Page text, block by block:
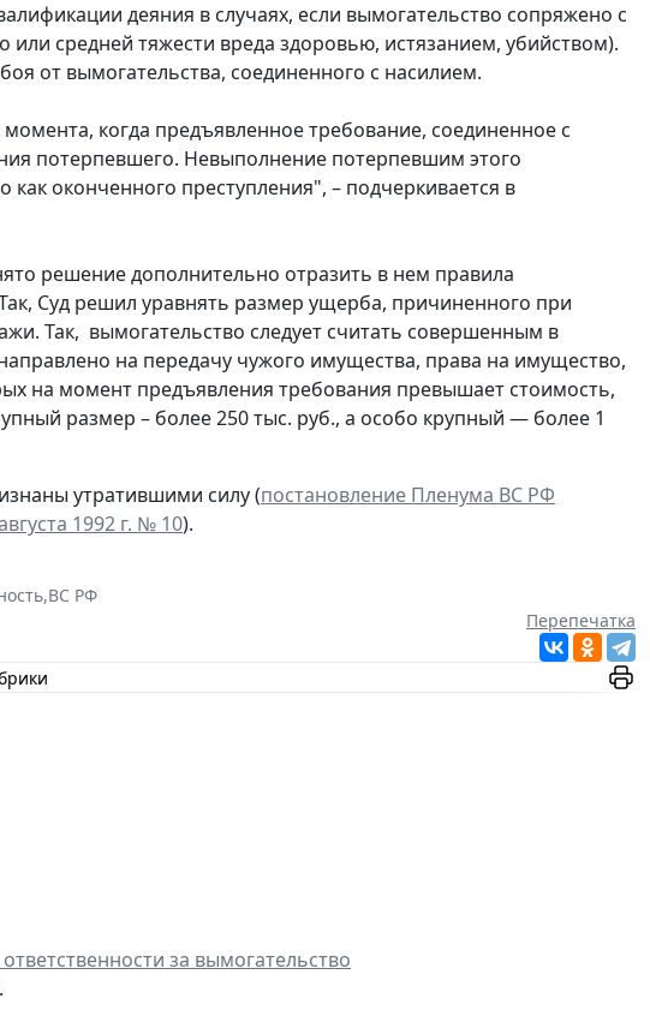
деяния в случаях, если вымогательство сопряжено с
средней тяжести вреда здоровью, истязанием, убийством).
от вымогательства, соединенного с насилием.
когда предъявленное требование, соединенное с
потерпевшего. Невыполнение потерпевшим этого
оконченного преступления", – подчеркивается в
решение дополнительно отразить в нем правила
Суд решил уравнять размер ущерба, причиненного при
Так, вымогательство следует считать совершенным в
на передачу чужого имущества, права на имущество,
на момент предъявления требования превышает стоимость,
размер – более 250 тыс. руб., а особо крупный — более 1
утратившими силу (постановление Пленума ВС РФ
1992 г. № 10).
,ВС РФ
Перепечатка
за вымогательство